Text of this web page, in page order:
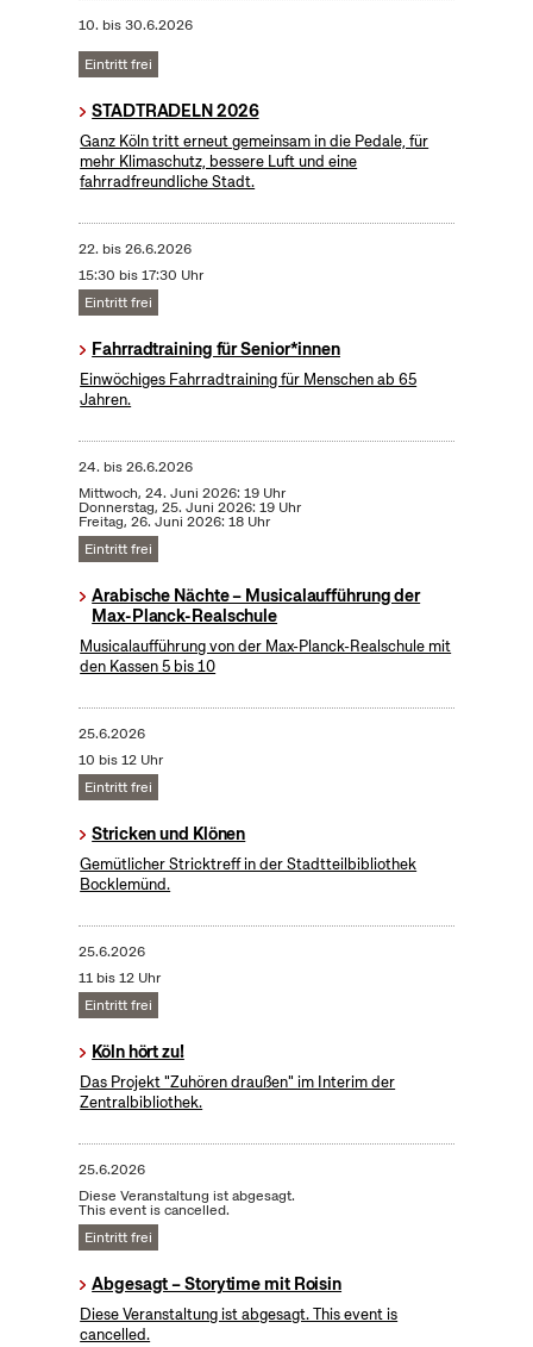
10. bis30.6.2026
Eintritt frei
STADTRADELN 2026
Ganz Köln tritt erneut gemeinsam in die Pedale, für
mehr Klimaschutz, bessere Luft und eine
fahrradfreundliche Stadt.
22. bis26.6.2026
15:30 bis 17:30 Uhr
Eintritt frei
Fahrradtraining für Senior*innen
Einwöchiges Fahrradtraining für Menschen ab 65
Jahren.
24. bis26.6.2026
Mittwoch, 24. Juni 2026: 19 Uhr
Donnerstag, 25. Juni 2026: 19 Uhr
Freitag, 26. Juni 2026: 18 Uhr
Eintritt frei
Arabische Nächte – Musicalaufführung der
Max-Planck-Realschule
Musicalaufführung von der Max-Planck-Realschule mit
den Kassen 5 bis 10
25.6.2026
10 bis 12 Uhr
Eintritt frei
Stricken und Klönen
Gemütlicher Stricktreff in der Stadtteilbibliothek
Bocklemünd.
25.6.2026
11 bis 12 Uhr
Eintritt frei
Köln hört zu!
Das Projekt "Zuhören draußen" im Interim der
Zentralbibliothek.
25.6.2026
Diese Veranstaltung ist abgesagt.
This event is cancelled.
Eintritt frei
Abgesagt – Storytime mit Roisin
Diese Veranstaltung ist abgesagt. This event is
cancelled.